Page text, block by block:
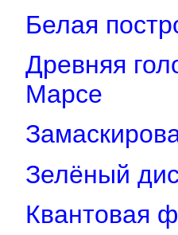
Белая
Древняя
Марсе
Зелёный
Квантовая